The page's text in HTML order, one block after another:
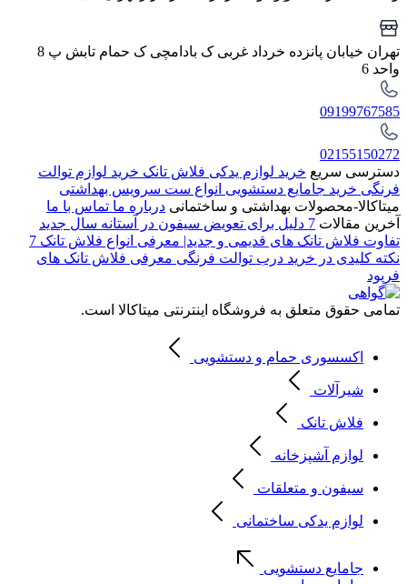
تهران خیابان پانزده خرداد غربی ک بادامچی ک حمام تابش پ 8
واحد 6
09199767585
02155150272
دسترسی سریع خرید لوازم یدکی فلاش تانک خرید لوازم توالت
فرنگی خرید جامایع دستشویی انواع ست سرویس بهداشتی
میتاکالا-محصولات بهداشتی و ساختمانی درباره ما تماس با ما
آخرین مقالات 7 دلیل برای تعویض سیفون در آستانه سال جدید
تفاوت فلاش تانک های قدیمی و جدید| معرفی انواع فلاش تانک 7
نکته کلیدی در خرید درب توالت فرنگی معرفی فلاش تانک های
فرپود
تمامی حقوق متعلق به فروشگاه اینترنتی میتاکالا است.
اکسسوری حمام و دستشویی
شیرآلات
فلاش تانک
لوازم آشپزخانه
سیفون و متعلقات
لوازم یدکی ساختمانی
جامایع دستشویی